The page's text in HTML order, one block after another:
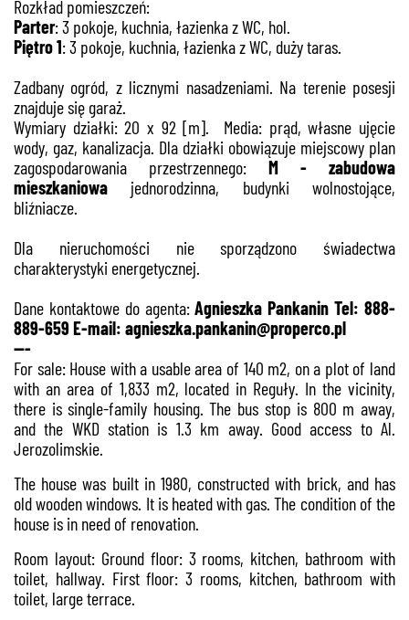
Rozkład pomieszczeń:
Parter: 3 pokoje, kuchnia, łazienka z WC, hol.
Piętro 1: 3 pokoje, kuchnia, łazienka z WC, duży taras.
Zadbany ogród, z licznymi nasadzeniami. Na terenie posesji
znajduje się garaż.
Wymiary działki: 20 x 92 [m]. Media: prąd, własne ujęcie
wody, gaz, kanalizacja. Dla działki obowiązuje miejscowy plan
zagospodarowania przestrzennego: M - zabudowa
mieszkaniowajednorodzinna, budynki wolnostojące,
bliźniacze.
Dla nieruchomości nie sporządzono świadectwa
charakterystyki energetycznej.
Dane kontaktowe do agenta:Agnieszka Pankanin Tel: 888-
889-659 E-mail: agnieszka.pankanin@properco.pl
---
For sale: House with a usable area of 140 m2, on a plot of land
with an area of 1,833 m2, located in Reguły. In the vicinity,
there is single-family housing. The bus stop is 800 m away,
and the WKD station is 1.3 km away. Good access to Al.
Jerozolimskie.
The house was built in 1980, constructed with brick, and has
old wooden windows. It is heated with gas. The condition of the
house is in need of renovation.
Room layout: Ground floor: 3 rooms, kitchen, bathroom with
toilet, hallway. First floor: 3 rooms, kitchen, bathroom with
toilet, large terrace.